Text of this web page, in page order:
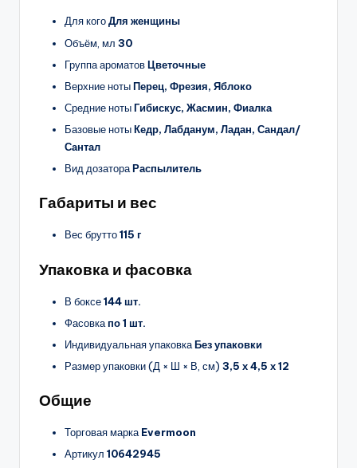
Для когоДля женщины
Объём, мл 30
Группа ароматовЦветочные
Верхние нотыПерец, Фрезия, Яблоко
Средние нотыГибискус, Жасмин, Фиалка
Базовые нотыКедр, Лабданум, Ладан, Сандал/
Сантал
Вид дозатораРаспылитель
Габариты и вес
Вес брутто115 г
Упаковка и фасовка
В боксе144 шт.
Фасовкапо 1 шт.
Индивидуальная упаковкаБез упаковки
Размер упаковки (Д × Ш × В, см) 3,5 х 4,5 х 12
Общие
Торговая марка Evermoon
Артикул 10642945